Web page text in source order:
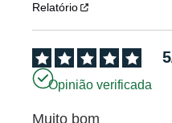
Relatório
5
Opinião verificada
Muito bom